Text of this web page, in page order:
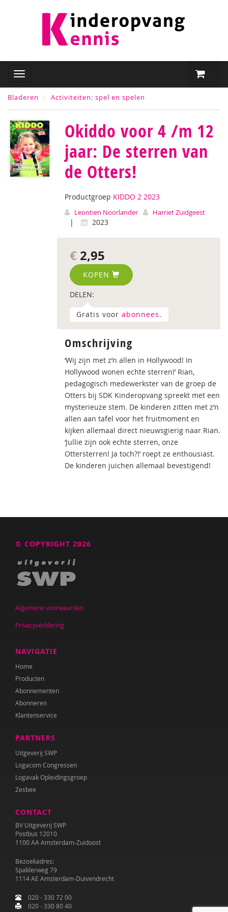
Bladeren Activiteiten: spel en spelen
Okiddo voor 4 /m 12
jaar: De sterren van
de Otters!
Productgroep KIDDO 2 2023
Leontien Noorlander Harriet Zuidgeest
| 2023
€ 2,95
KOPEN
DELEN:
Gratis voor abonnees.
Omschrijving
‘Wij zijn met z’n allen in Hollywood! In
Hollywood wonen echte sterren!’ Rian,
pedagogisch medewerkster van de groep de
Otters bij SDK Kinderopvang spreekt met een
mysterieuze stem. De kinderen zitten met z’n
allen aan tafel voor het fruitmoment en
kijken allemaal direct nieuwsgierig naar Rian.
‘Jullie zijn ook echte sterren, onze
Ottersterren! Ja toch?!’ roept ze enthousiast.
De kinderen juichen allemaal bevestigend!
© COPYRIGHT 2026
Algemene voorwaarden
Privacyverklaring
NAVIGATIE
Home
Producten
Abonnementen
Abonneren
Klantenservice
PARTNERS
Uitgeverij SWP
Logacom Congressen
Logavak Opleidingsgroep
Zesbee
CONTACT
BV Uitgeverij SWP
Postbus 12010
1100 AA Amsterdam-Zuidoost
Bezoekadres:
Spaklerweg 79
1114 AE Amsterdam-Duivendrecht
020 - 330 72 00
020 - 330 80 40